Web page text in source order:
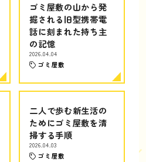
ゴミ屋敷の山から発
掘される旧型携帯電
話に刻まれた持ち主
の記憶
2026.04.04
ゴミ屋敷
二人で歩む新生活の
ためにゴミ屋敷を清
掃する手順
2026.04.03
ゴミ屋敷